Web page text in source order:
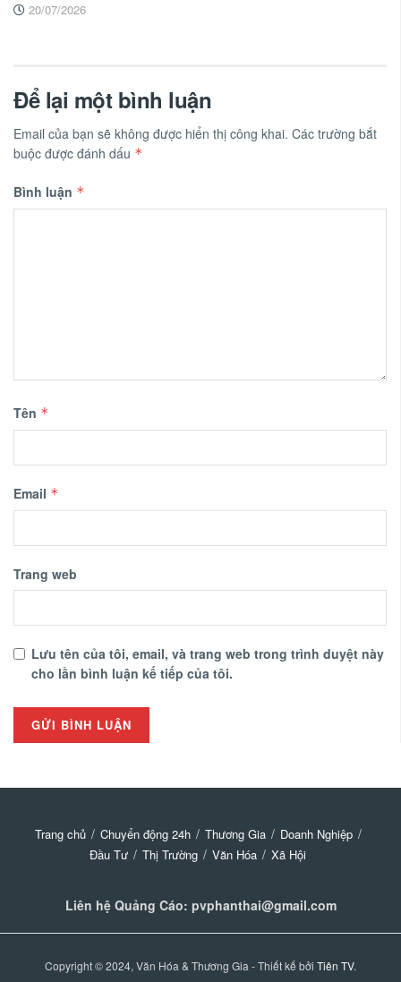
20/07/2026
Để lại một bình luận
Email của bạn sẽ không được hiển thị công khai. Các trường bắt
buộc được đánh dấu *
Bình luận *
Tên *
Email *
Trang web
Lưu tên của tôi, email, và trang web trong trình duyệt này
cho lần bình luận kế tiếp của tôi.
Trang chủ Chuyển động 24h Thương Gia
Doanh Nghiệp
Đầu Tư
Thị Trường Văn Hóa Xã Hội
Liên hệ Quảng Cáo: pvphanthai@gmail.com
Copyright © 2024, Văn Hóa & Thương Gia - Thiết kế bởi Tiên TV.